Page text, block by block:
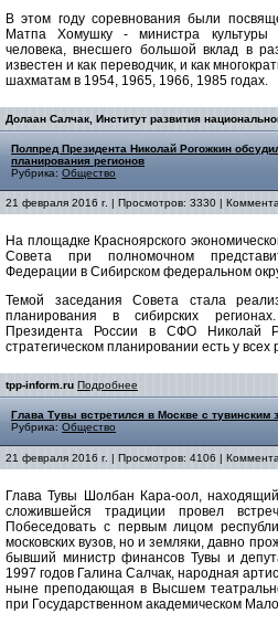
В этом году соревнования были
Матпа Хомушку - министра культуры
человека, внесшего большой вклад в
известен и как переводчик, и как
шахматам в 1954, 1965, 1966, 1985 годах.
Долаан Салчак, Институт развития
Полпред Президента Николай Рогожкин
планирования регионов
Рубрика: Общество
21 февраля 2016 г. | Просмотров: 3330 |
На площадке Красноярского
Совета при полномочном
Федерации в Сибирском федеральном
Темой заседания Совета стала
планирования в сибирских
Президента России в СФО Николай
стратегическом планировании есть у всех
tpp-inform.ru Подробнее
Глава Тувы встретился в Москве с тувинским
Рубрика: Общество
21 февраля 2016 г. | Просмотров: 4106 |
Глава Тувы Шолбан Кара-оол,
сложившейся традиции провел
Побеседовать с первым лицом
московских вузов, но и земляки, давно
бывший министр финансов Тувы и
1997 годов Галина Салчак, народная
ныне преподающая в Высшем
при Государственном академическом